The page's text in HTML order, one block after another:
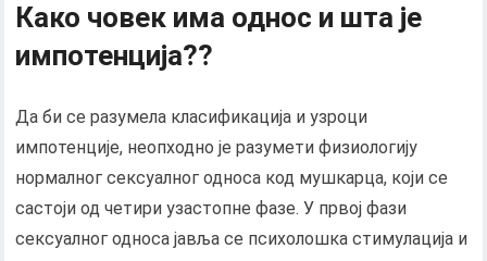
Како човек има однос и шта је
импотенција??
Да би се разумела класификација и узроци
импотенције, неопходно је разумети физиологију
нормалног сексуалног односа код мушкарца, који се
састоји од четири узастопне фазе. У првој фази
сексуалног односа јавља се психолошка стимулација и